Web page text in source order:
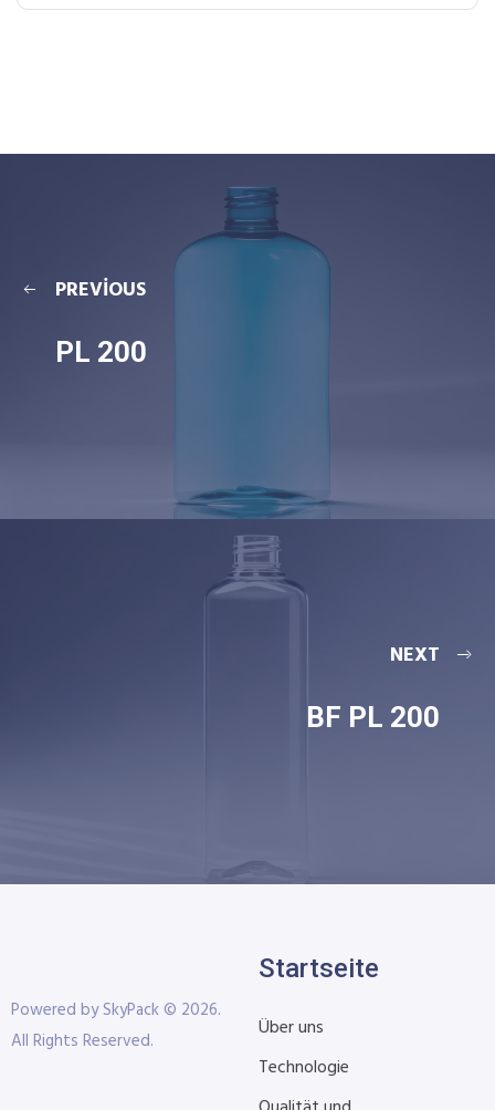
PREVIOUS
PL 200
NEXT
BF PL 200
Powered by SkyPack © 2026.
All Rights Reserved.
Startseite
Über uns
Technologie